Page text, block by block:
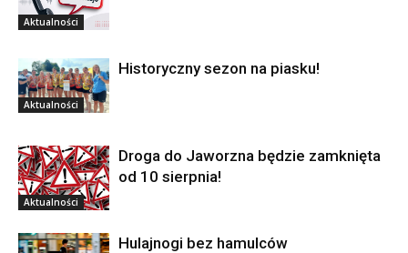
Aktualności
Aktualności
Historyczny sezon na piasku!
Aktualności
Droga do Jaworzna będzie zamknięta
od 10 sierpnia!
Hulajnogi bez hamulców